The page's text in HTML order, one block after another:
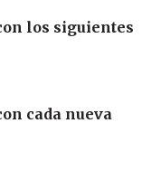
los siguientes
cada nueva